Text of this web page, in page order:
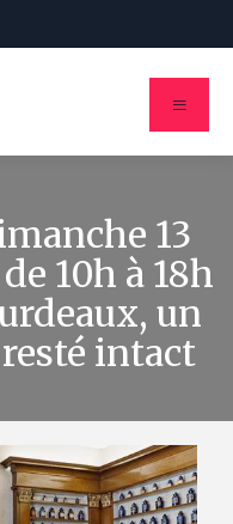
13
10h à 18h
un
intact